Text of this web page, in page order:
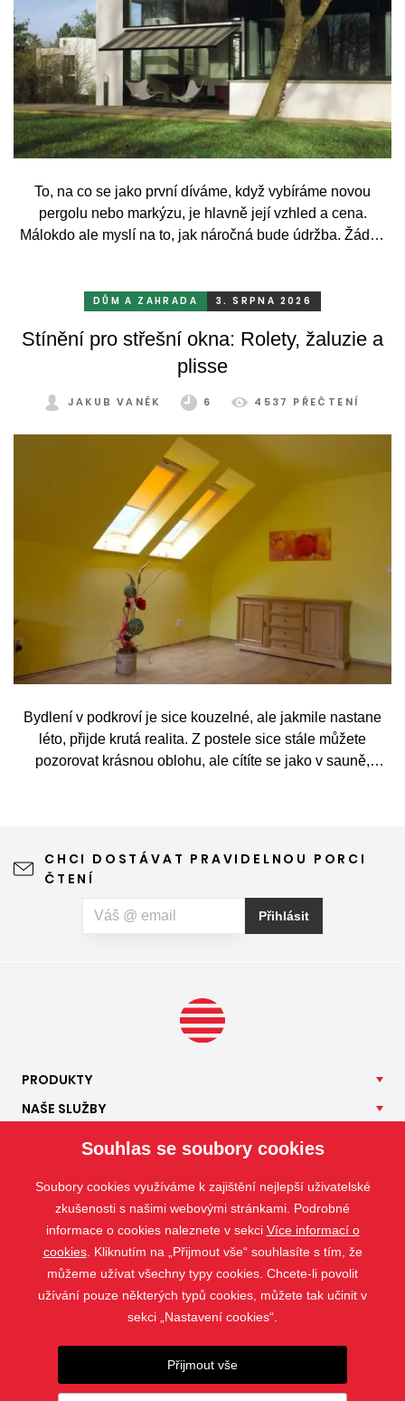
To, na co se jako první díváme, když vybíráme novou
pergolu nebo markýzu, je hlavně její vzhled a cena.
Málokdo ale myslí na to, jak náročná bude údržba. Žádný
mrazu, ale také prachu a pylu, což se na něm dříve či
DŮM A ZAHRADA 3. SRPNA 2026
Stínění pro střešní okna: Rolety, žaluzie a
plisse
JAKUB VANĚK 6 4537 PŘEČTENÍ
Bydlení v podkroví je sice kouzelné, ale jakmile nastane
léto, přijde krutá realita. Z postele sice stále můžete
pozorovat krásnou oblohu, ale cítíte se jako v sauně,
CHCI DOSTÁVAT PRAVIDELNOU PORCI
ČTENÍ
Přihlásit
PRODUKTY
NAŠE SLUŽBY
KONTAKT
Souhlas se soubory cookies
Soubory cookies využíváme k zajištění nejlepší uživatelské
zkušenosti s našimi webovými stránkami. Podrobné
informace o cookies naleznete v sekci Více informací o
cookies. Kliknutím na „Přijmout vše“ souhlasíte s tím, že
můžeme užívat všechny typy cookies. Chcete-li povolit
užívání pouze některých typů cookies, můžete tak učinit v
sekci „Nastavení cookies“.
Přijmout vše